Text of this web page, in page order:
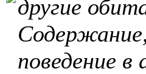
другие
поведение в